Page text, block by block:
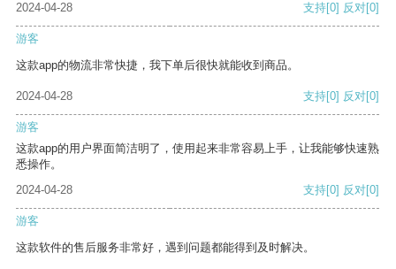
2024-04-28 支持[0] 反对[0]
游客
这款app的物流非常快捷，我下单后很快就能收到商品。
2024-04-28 支持[0] 反对[0]
游客
这款app的用户界面简洁明了，使用起来非常容易上手，让我能够快速熟
悉操作。
2024-04-28
支持[0] 反对[0]
游客
这款软件的售后服务非常好，遇到问题都能得到及时解决。